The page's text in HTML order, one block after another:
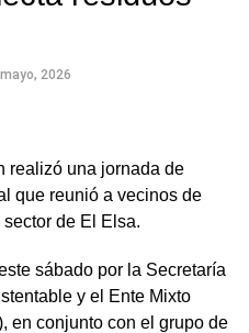
2026
realizó una jornada de
que reunió a vecinos de
de El Elsa.
sábado por la Secretaría
y el Ente Mixto
en conjunto con el grupo de